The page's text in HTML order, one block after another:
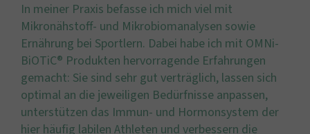
In meiner Praxis befasse ich mich viel mit
Mikronähstoff- und Mikrobiomanalysen sowie
Ernährung bei Sportlern. Dabei habe ich mit OMNi-
BiOTiC® Produkten hervorragende Erfahrungen
gemacht: Sie sind sehr gut verträglich, lassen sich
optimal an die jeweiligen Bedürfnisse anpassen,
unterstützen das Immun- und Hormonsystem der
hier häufig labilen Athleten und verbessern die